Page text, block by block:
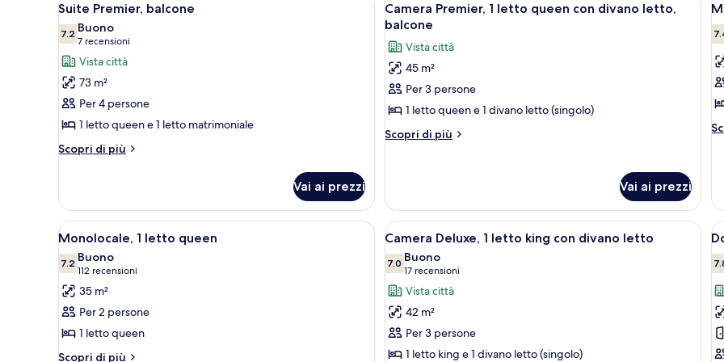
letto
matrimoniale
(No
View)
tutte
le
foto
per
Suite
Premier,
balcone
7
Suite Premier, balcone
7.27.2 su 10
Buono
7 recensioni
(7
recensioni)
Vista città
73 m²
Per 4 persone
1 letto queen e 1 letto matrimoniale
Scopri di più
Altri
Premier,
balcone
Vai ai prezzi
tutte
le
foto
per
Camera
Premier,
1
divano
letto,
balcone
7
Camera Premier, 1 letto queen con divano letto,
balcone
Vista città
45 m²
Per 3 persone
1 letto queen e 1 divano letto (singolo)
Scopri di più
Altri
1
letto
queen
divano
letto,
balcone
Vai ai prezzi
le
Apri
tutte
le
foto
per
Monolocale,
1
Una camera d'albergo moderna con un letto grande, una scrivania e vista sulla città attraverso le porte del
3
Monolocale, 1 letto queen
7.27.2 su 10
Buono
112 recensioni
(112
recensioni)
35 m²
Per 2 persone
1 letto queen
Scopri di più
Altri
Apri
tutte
le
foto
per
Camera
Deluxe,
Una camera d'albergo con un letto
4
Camera Deluxe, 1 letto king con divano letto
7.07.0 su 10
Buono
17 recensioni
(17
recensioni)
Vista città
42 m²
Per 3 persone
1 letto king e 1 divano letto (singolo)
le